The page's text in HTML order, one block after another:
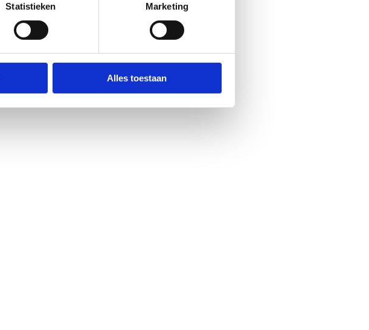
Statistieken Marketing
Alles toestaan